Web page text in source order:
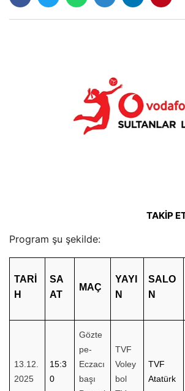
TAKİP
Program şu şekilde:
TARİ
H
SA
AT
MAÇ
YAYI
N
SALO
N
13.12.
2025
15:3
0
Gözte
pe-
Eczacı
başı
TVF
Voley
bol
TVF
Atatürk